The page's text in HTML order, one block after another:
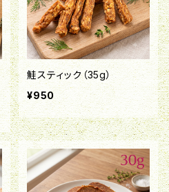
鮭スティック（35g）
¥950